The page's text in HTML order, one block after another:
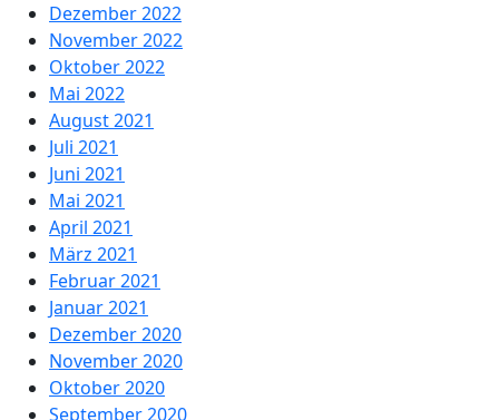
Dezember 2022
November 2022
Oktober 2022
Mai 2022
August 2021
Juli 2021
Juni 2021
Mai 2021
April 2021
März 2021
Februar 2021
Januar 2021
Dezember 2020
November 2020
Oktober 2020
September 2020